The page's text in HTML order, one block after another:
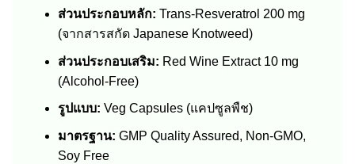
ส่วนประกอบหลัก: Trans-Resveratrol 200 mg
(จากสารสกัด Japanese Knotweed)
ส่วนประกอบเสริม: Red Wine Extract 10 mg
(Alcohol-Free)
รูปแบบ: Veg Capsules (แคปซูลพืช)
มาตรฐาน: GMP Quality Assured, Non-GMO,
Soy Free